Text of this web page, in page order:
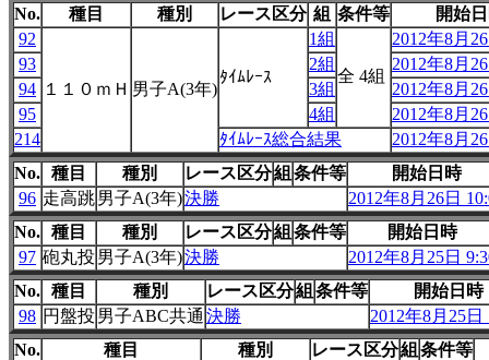
No.
種目 種別 レース区分 組 条件等
開始
92
１１０ｍＨ 男子A(3年)
ﾀｲﾑﾚｰｽ
1組
全 4組
2012年8月
93
2組
2012年8月
94
3組
2012年8月
95
4組
2012年8月
214
ﾀｲﾑﾚｰｽ総合結果
2012年8月
No. 種目 種別 レース区分組 条件等
開始日時
96 走高跳男子A(3年)決勝
2012年8月26日
No. 種目 種別 レース区分組 条件等
開始日時
97 砲丸投 男子A(3年)決勝
2012年8月25日
No. 種目 種別 レース区分組 条件等
開始日時
98 円盤投 男子ABC共通 決勝
2012年8月25日
No.
種目 種別 レース区分組 条件等